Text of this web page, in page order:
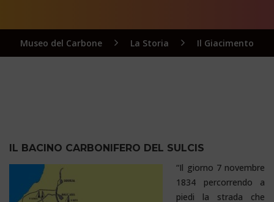
Museo del Carbone La Storia Il Giacimento
IL BACINO CARBONIFERO DEL SULCIS
“Il giorno 7 novembre
1834 percorrendo a
piedi la strada che